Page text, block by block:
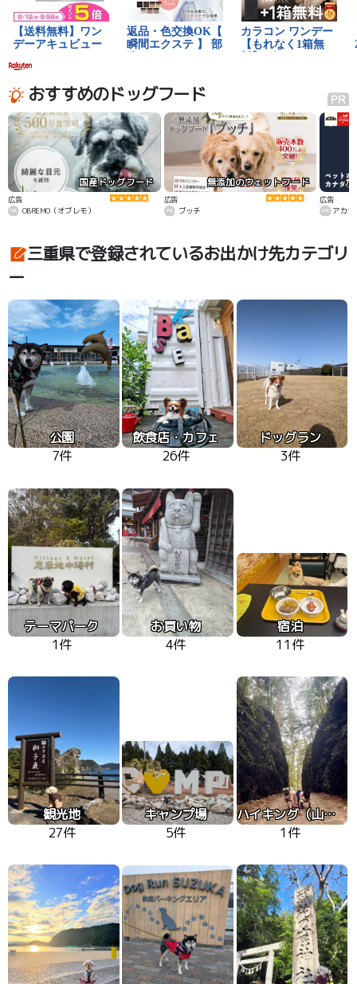
おすすめのドッグフード
国産ドッグフード
広告
OBREMO（オブレモ）
無添加のウェットフード
広告
ブッチ
カ
広告
アカ
三重県で登録されているお出かけ先カテゴリ
ー
公園
7件
飲食店・カフェ
26件
ドッグラン
3件
テーマパーク
1件
お買い物
4件
宿泊
11件
観光地
27件
キャンプ場
5件
ハイキング（山、高原）
1件